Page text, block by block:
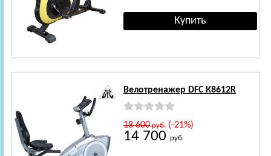
Велотренажер DFC К8612R
18 600руб.(-21%)
14 700 руб.